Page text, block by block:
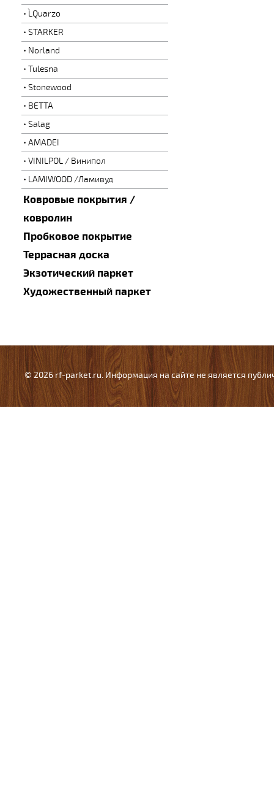
L`Quarzo
STARKER
Norland
Tulesna
Stonewood
BETTA
Salag
AMADEI
VINILPOL / Винипол
LAMIWOOD /Ламивуд
Ковровые покрытия /
ковролин
Пробковое покрытие
Террасная доска
Экзотический паркет
Художественный паркет
© 2026 rf-parket.ru. Информация на сайте не является